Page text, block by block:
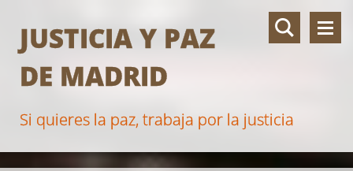
JUSTICIA Y PAZ
DE MADRID
Si quieres la paz, trabaja por la justicia